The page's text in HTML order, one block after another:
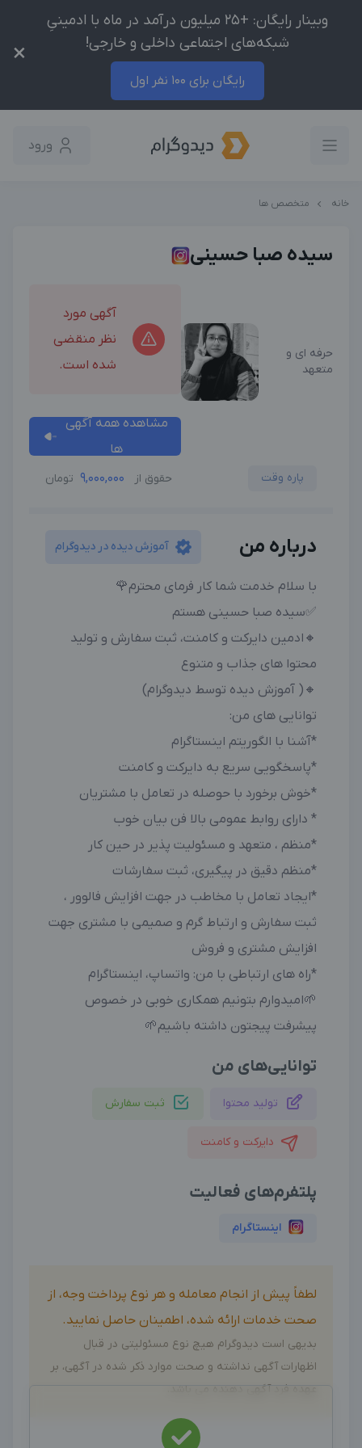
وبینار رایگان: +25 میلیون درآمد در ماه با ادمینیِ
شبکه‌های اجتماعی داخلی و خارجی!
رایگان برای 100 نفر اول
×
ورود
خانه متخصص ها
سیده صبا حسینی
حرفه ای و
متعهد
آگهی مورد
نظر منقضی
شده است.
مشاهده همه آگهی
ها
پاره وقت حقوق از 9,000,000 تومان
درباره من آموزش دیده در دیدوگرام
با سلام خدمت شما کار فرمای محترم🌹
✅️سیده صبا حسینی هستم
🔸️ادمین دایرکت و کامنت، ثبت سفارش و تولید
محتوا های جذاب و متنوع
🔸️( آموزش دیده توسط دیدوگرام)
توانایی های من:
*آشنا با الگوریتم اینستاگرام
*پاسخگویی سریع به دایرکت و کامنت
*خوش برخورد با حوصله در تعامل با مشتریان
* دارای روابط عمومی بالا فن بیان خوب
*منظم ، متعهد و مسئولیت پذیر در حین کار
*منظم دقیق در پیگیری، ثبت سفارشات
*ایجاد تعامل با مخاطب در جهت افزایش فالوور ،
ثبت سفارش و ارتباط گرم و صمیمی با مشتری جهت
افزایش مشتری و فروش
*راه های ارتباطی با من: واتساپ، اینستاگرام
🌱امیدوارم بتونیم همکاری خوبی در خصوص
پیشرفت پیجتون داشته باشیم🌱
توانایی‌های من
تولید محتوا ثبت سفارش
دایرکت و کامنت
پلتفرم‌های فعالیت
اینستاگرام
لطفاً پیش از انجام معامله و هر نوع پرداخت وجه، از
صحت خدمات ارائه شده، اطمینان حاصل نمایید.
بدیهی است دیدوگرام هیچ نوع مسئولیتی در قبال
اظهارات آگهی نداشته و صحت موارد ذکر شده در آگهی، بر
عهده فرد آگهی دهنده می باشد.